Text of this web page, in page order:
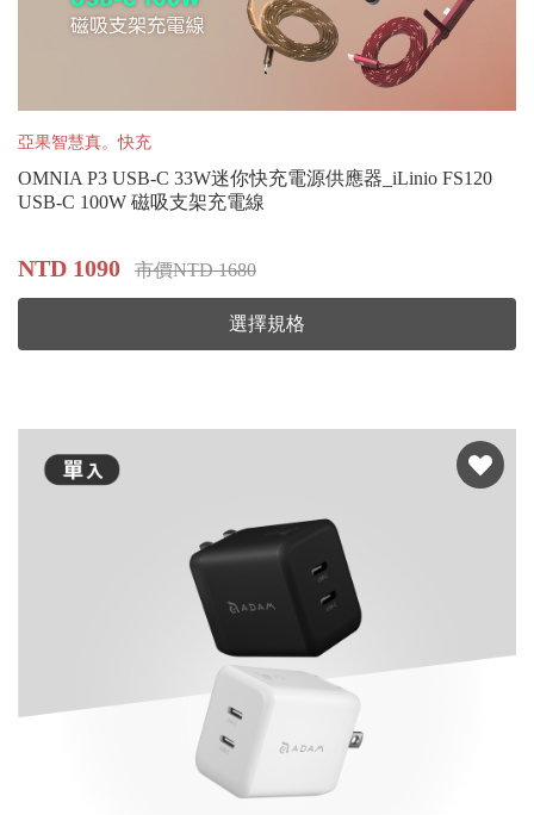
亞果智慧真。快充
OMNIA P3 USB-C 33W迷你快充電源供應器_iLinio FS120
USB-C 100W 磁吸支架充電線
NTD 1090 市價NTD 1680
選擇規格